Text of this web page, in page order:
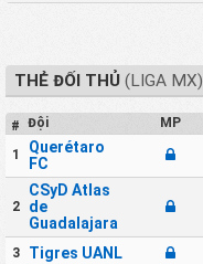
THẺ ĐỐI THỦ(LIGA MX)
# Đội MP
1
Querétaro
FC
2
CSyD Atlas
de
Guadalajara
3 Tigres UANL